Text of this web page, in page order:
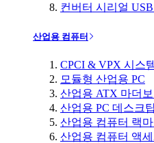
컨버터 시리얼 USB
산업용 컴퓨터
CPCI & VPX 시스
모듈형 산업용 PC
산업용 ATX 마더
산업용 PC 데스크
산업용 컴퓨터 랙
산업용 컴퓨터 액세